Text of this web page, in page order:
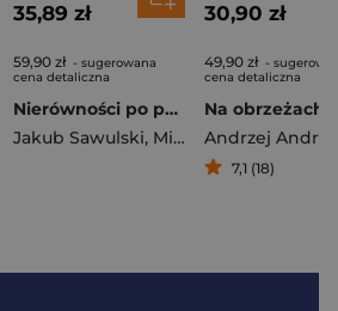
35,89 zł
59,90 zł - sugerowana
cena detaliczna
Nierówności po polsku. Dlaczego trzeba się nimi zająć, jeśli chcemy dobrej przyszłości na Wisłą
Jakub Sawulski, Michał Brzeziński
30,90 zł
49,90 zł -
cena detaliczna
7,1 (18)